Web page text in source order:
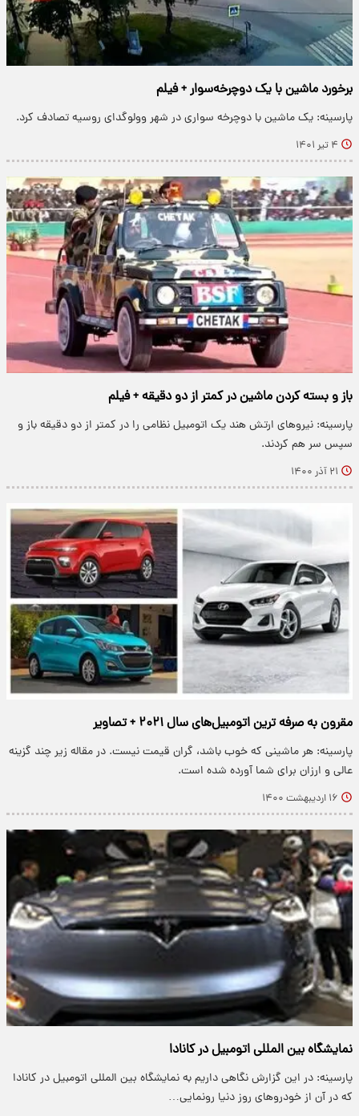
برخورد ماشین با یک دوچرخه‌سوار + فیلم
پارسینه: یک ماشین با دوچرخه سواری در شهر وولوگدای روسیه تصادف کرد.
۴ تیر ۱۴۰۱
باز و بسته کردن ماشین در کمتر از دو دقیقه + فیلم
پارسینه: نیروهای ارتش هند یک اتومبیل نظامی را در کمتر از دو دقیقه باز و
سپس سر هم کردند.
۲۱ آذر ۱۴۰۰
مقرون به صرفه ترین اتومبیل‌های سال ۲۰۲۱ + تصاویر
پارسینه: هر ماشینی که خوب باشد، گران قیمت نیست. در مقاله زیر چند گزینه
عالی و ارزان برای شما آورده شده است.
۱۶ اردیبهشت ۱۴۰۰
نمایشگاه بین المللی اتومبیل در کانادا
پارسینه: در این گزارش نگاهی داریم به نمایشگاه بین المللی اتومبیل در کانادا
که در آن از خودرو‌های روز دنیا رونمایی…